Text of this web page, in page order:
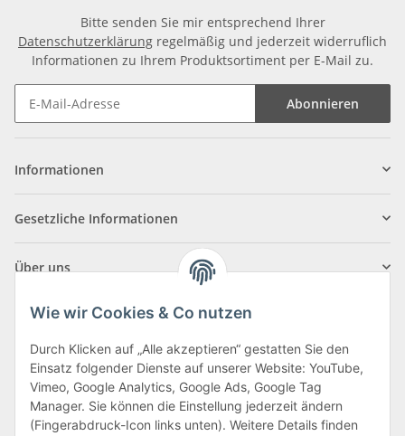
Bitte senden Sie mir entsprechend Ihrer
Datenschutzerklärung regelmäßig und jederzeit widerruflich
Informationen zu Ihrem Produktsortiment per E-Mail zu.
Abonnieren
Informationen
Gesetzliche Informationen
Über uns
Klagenfurter Straße 29
9556 Liebenfels
Wie wir Cookies & Co nutzen
Durch Klicken auf „Alle akzeptieren“ gestatten Sie den
Einsatz folgender Dienste auf unserer Website: YouTube,
Vimeo, Google Analytics, Google Ads, Google Tag
Manager. Sie können die Einstellung jederzeit ändern
(Fingerabdruck-Icon links unten). Weitere Details finden